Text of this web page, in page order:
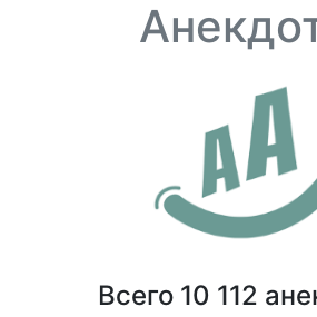
Всего 10 112